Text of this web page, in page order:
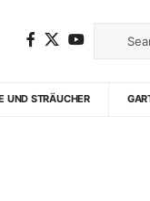
UND STRÄUCHER